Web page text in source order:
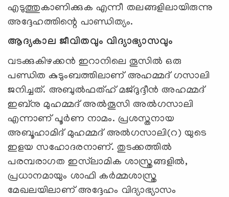
എടുത്തുകാണിക്കുക എന്നീ തലങ്ങളിലായിരുന്നു
അദ്ദേഹത്തിന്റെ പാണ്ഡിത്യം.
ആദ്യകാല ജീവിതവും വിദ്യാഭ്യാസവും
വടക്കുകിഴക്കൻ ഇറാനിലെ തൂസിൽ ഒരു
പണ്ഡിത കുടുംബത്തിലാണ് അഹമ്മദ് ഗസാലി
ജനിച്ചത്. അബുല്‍ഫത്ഹ് മജ്ദുദ്ദീൻ അഹമ്മദ്
ഇബ്‌നു മുഹമ്മദ് അൽതൂസി അൽഗസാലി
എന്നാണ് പൂർണ നാമം. പ്രശസ്തനായ
അബൂഹാമിദ് മുഹമ്മദ് അല്‍ഗസാലി(റ) യുടെ
ഇളയ സഹോദരനാണ്. തുടക്കത്തിൽ
പരമ്പരാഗത ഇസ്‌‍ലാമിക ശാസ്ത്രങ്ങളിൽ,
പ്രധാനമായും ശാഫി കർമ്മശാസ്ത്ര
മേഖലയിലാണ് അദ്ദേഹം വിദ്യാഭ്യാസം